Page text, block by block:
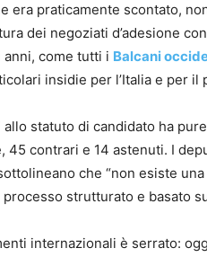
era praticamente scontato,
dei negoziati d’adesione
anni, come tutti i Balcani
insidie per l’Italia e per il
statuto di candidato ha
45 contrari e 14 astenuti. I
che “non esiste
strutturato e basato
internazionali è serrato: